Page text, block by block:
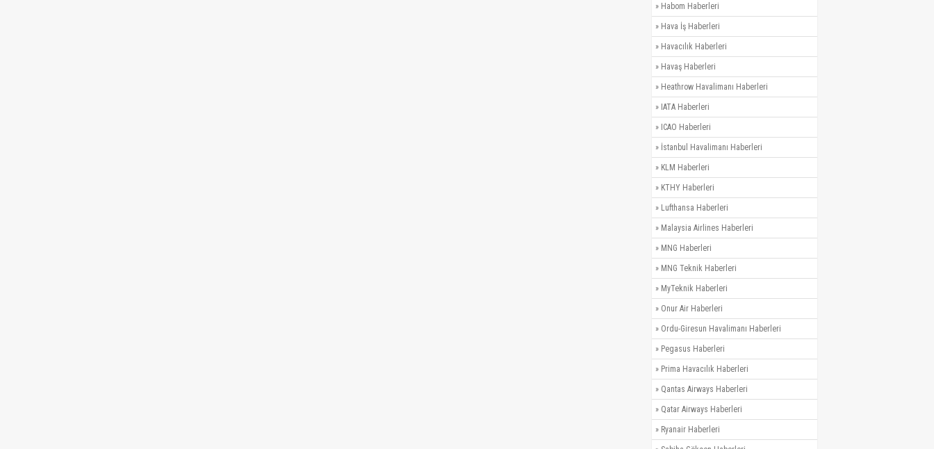
» Habom Haberleri
» Hava İş Haberleri
» Havacılık Haberleri
» Havaş Haberleri
» Heathrow Havalimanı Haberleri
» IATA Haberleri
» ICAO Haberleri
» İstanbul Havalimanı Haberleri
» KLM Haberleri
» KTHY Haberleri
» Lufthansa Haberleri
» Malaysia Airlines Haberleri
» MNG Haberleri
» MNG Teknik Haberleri
» MyTeknik Haberleri
» Onur Air Haberleri
» Ordu-Giresun Havalimanı Haberleri
» Pegasus Haberleri
» Prima Havacılık Haberleri
» Qantas Airways Haberleri
» Qatar Airways Haberleri
» Ryanair Haberleri